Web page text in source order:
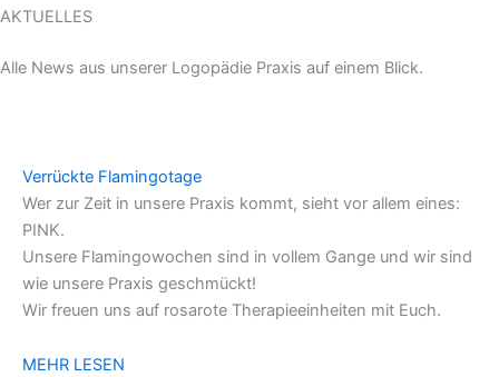
AKTUELLES
Alle News aus unserer Logopädie Praxis auf einem Blick.
Verrückte Flamingotage
Wer zur Zeit in unsere Praxis kommt, sieht vor allem eines:
PINK.
Unsere Flamingowochen sind in vollem Gange und wir sind
wie unsere Praxis geschmückt!
Wir freuen uns auf rosarote Therapieeinheiten mit Euch.
MEHR LESEN